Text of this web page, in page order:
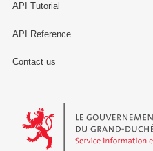
API Tutorial
API Reference
Contact us
Le Gouvernement du Grand-